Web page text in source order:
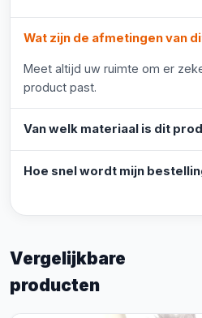
Wat zijn de afmetingen van
Meet altijd uw ruimte om er
product past.
Van welk materiaal is dit
Hoe snel wordt mijn
Vergelijkbare
producten